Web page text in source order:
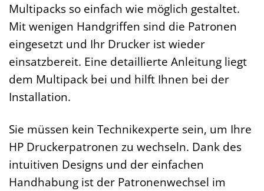
Multipacks so einfach wie möglich gestaltet.
Mit wenigen Handgriffen sind die Patronen
eingesetzt und Ihr Drucker ist wieder
einsatzbereit. Eine detaillierte Anleitung liegt
dem Multipack bei und hilft Ihnen bei der
Installation.
Sie müssen kein Technikexperte sein, um Ihre
HP Druckerpatronen zu wechseln. Dank des
intuitiven Designs und der einfachen
Handhabung ist der Patronenwechsel im